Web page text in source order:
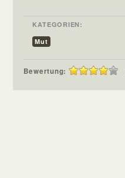
KATEGORIEN:
Mut
Bewertung: